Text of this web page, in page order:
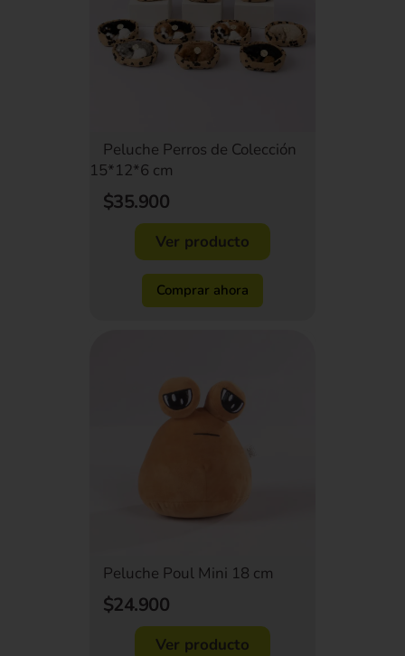
Peluche Perros de Colección
15*12*6 cm
$35.900
Ver producto
Comprar ahora
Peluche Poul Mini 18 cm
$24.900
Ver producto